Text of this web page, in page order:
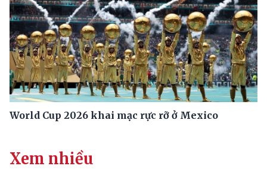
World Cup 2026 khai mạc rực rỡ ở Mexico
Xem nhiều